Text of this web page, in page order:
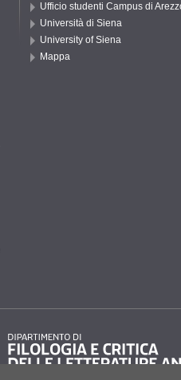
Ufficio studenti Campus di
Università di Siena
University of Siena
Mappa